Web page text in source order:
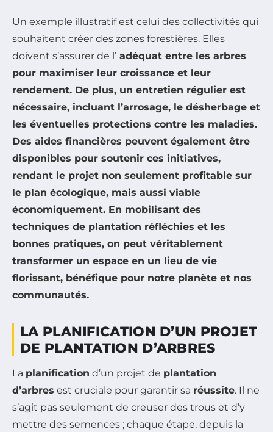
Un exemple illustratif est celui des collectivités qui
souhaitent créer des zones forestières. Elles
doivent s’assurer de l’ adéquat entre les arbres
pour maximiser leur croissance et leur
rendement. De plus, un entretien régulier est
nécessaire, incluant l’arrosage, le désherbage et
les éventuelles protections contre les maladies.
Des aides financières peuvent également être
disponibles pour soutenir ces initiatives,
rendant le projet non seulement profitable sur
le plan écologique, mais aussi viable
économiquement. En mobilisant des
techniques de plantation réfléchies et les
bonnes pratiques, on peut véritablement
transformer un espace en un lieu de vie
florissant, bénéfique pour notre planète et nos
communautés.
LA PLANIFICATION D’UN PROJET
DE PLANTATION D’ARBRES
La planification d’un projet de plantation
d’arbres est cruciale pour garantir sa réussite. Il ne
s’agit pas seulement de creuser des trous et d’y
mettre des semences ; chaque étape, depuis la